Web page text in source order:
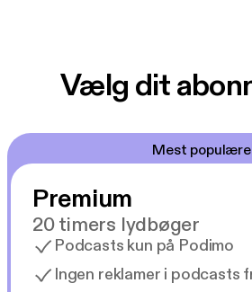
Vælg dit
Mest populære
Premium
20 timers lydbøger
Podcasts kun på Podimo
Ingen reklamer i podcasts